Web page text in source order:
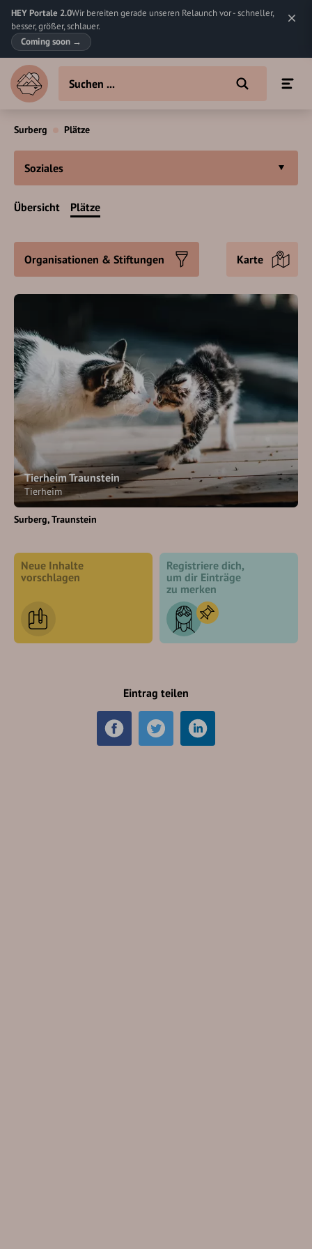
HEY Portale 2.0Wir bereiten gerade unseren Relaunch vor - schneller,
besser, größer, schlauer.
Coming soon →
Surberg Plätze
Soziales
Übersicht Plätze
Organisationen & Stiftungen Karte
Tierheim Traunstein
Tierheim
Surberg Traunstein
Neue Inhalte
vorschlagen
Registriere dich,
um dir Einträge
zu merken
Eintrag teilen